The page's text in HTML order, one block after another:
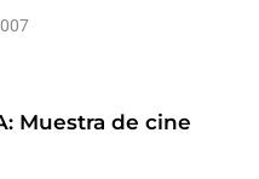
Muestra de cine